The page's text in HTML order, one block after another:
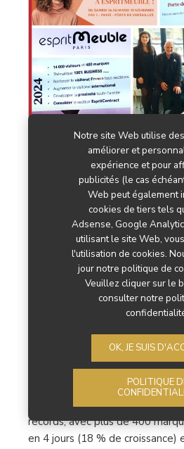
Notre site Web utilise
améliorer et
expérience et pour
publicités (le cas
Web peut également
cookies de tiers tels
Adsense, Google
utilisant le site Web,
l'utilisation de cookies.
jour notre politique de
Veuillez cliquer sur le
consulter notre
OK, JE SUIS
POLITIQUE
EspritMeuble :
de qualité, de
visiteurs et de
pour l’édition
BLANC BRUN , BRICO JARDIN ,
À 7 mois du salon EspritMeuble
organisateurs sont déjà sur le
soit un nouveau succès.
Alain Liault, vice-président, ont
professionnelle - dont Univers
lignes et les nouveautés de
novembre, EspritMeuble 2023
records, avec plus de 400
en 4 jours (18 % de